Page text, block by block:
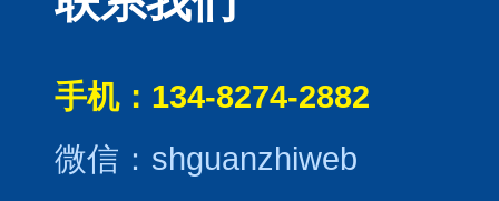
手机：134-8274-2882
微信：shguanzhiweb